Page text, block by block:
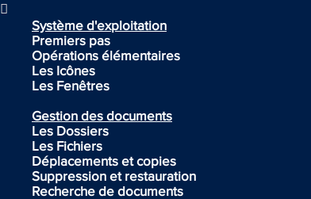

Système d'exploitation
Premiers pas
Opérations élémentaires
Les Icônes
Les Fenêtres
Gestion des documents
Les Dossiers
Les Fichiers
Déplacements et copies
Suppression et restauration
Recherche de documents